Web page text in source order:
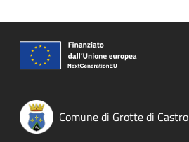
Comune di Grotte di Castro